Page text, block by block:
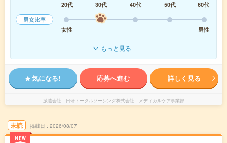
20代
30代 40代 50代
60代
男女比率
女性
男性
もっと見る
気になる! 応募へ進む 詳しく見る
派遣会社 日研トータルソーシング株式会社 メディカルケア事業部
未読
NEW
掲載日 2026/08/07